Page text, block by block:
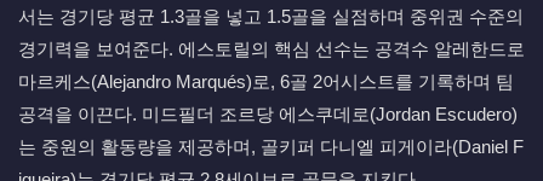
서는 경기당 평균 1.3골을 넣고 1.5골을 실점하며 중위권 수준의
경기력을 보여준다. 에스토릴의 핵심 선수는 공격수 알레한드로
마르케스(Alejandro Marqués)로, 6골 2어시스트를 기록하며 팀
공격을 이끈다. 미드필더 조르당 에스쿠데로(Jordan Escudero)
는 중원의 활동량을 제공하며, 골키퍼 다니엘 피게이라(Daniel F